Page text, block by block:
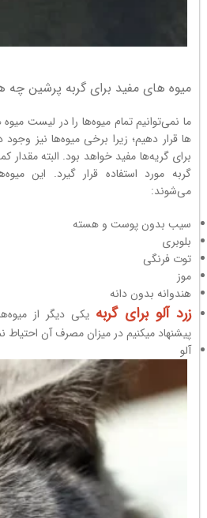
میوه های مفید برای گربه پرشین چه
ما نمی‌توانیم تمام میوه‌ها را در لیست
ها قرار دهیم؛ زیرا برخی میوه‌ها نیز
برای گریه‌ها مفید خواهد بود. البته مقدار
گربه مورد استفاده قرار گیرد. این
می‌شوند:
سیب بدون پوست و هسته
بلوبری
توت فرنگی
موز
هندوانه بدون دانه
زرد آلو برای گربه یکی دیگر از
پیشنهاد میکنیم در میزان مصرف آن احتیاط
آلو